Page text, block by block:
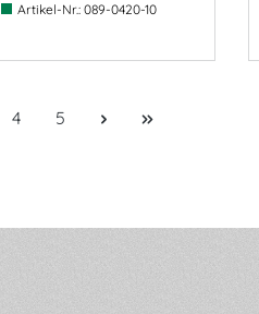
Artikel-Nr.: 089-0420-10
Seite
4 Seite
5